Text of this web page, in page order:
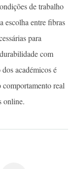
de trabalho
escolha entre fibras
para
com
académicos é
comportamento real
online.